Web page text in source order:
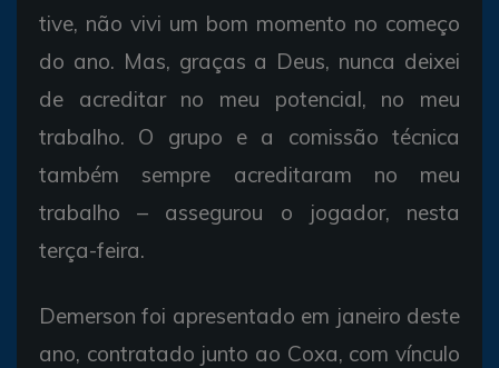
tive, não vivi um bom momento no começo
do ano. Mas, graças a Deus, nunca deixei
de acreditar no meu potencial, no meu
trabalho. O grupo e a comissão técnica
também sempre acreditaram no meu
trabalho – assegurou o jogador, nesta
terça-feira.
Demerson foi apresentado em janeiro deste
ano, contratado junto ao Coxa, com vínculo